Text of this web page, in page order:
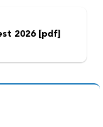
2026 [pdf]